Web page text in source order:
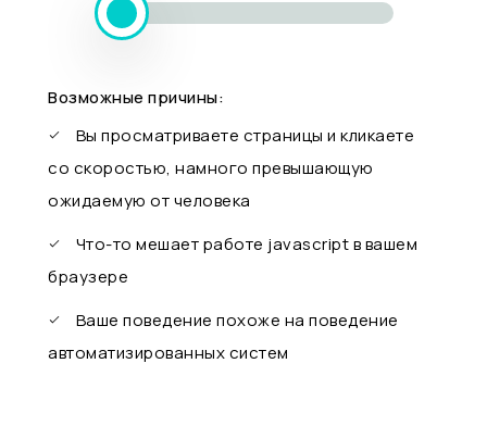
Возможные причины:
Вы просматриваете страницы и кликаете
со скоростью, намного превышающую
ожидаемую от человека
Что-то мешает работе javascript в вашем
браузере
Ваше поведение похоже на поведение
автоматизированных систем